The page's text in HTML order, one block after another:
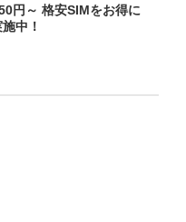
円～ 格安SIMをお得に
中！